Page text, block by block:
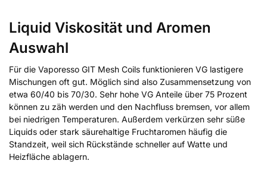
Liquid Viskosität und Aromen
Auswahl
Für die Vaporesso GIT Mesh Coils funktionieren VG lastigere
Mischungen oft gut. Möglich sind also Zusammensetzung von
etwa 60/40 bis 70/30. Sehr hohe VG Anteile über 75 Prozent
können zu zäh werden und den Nachfluss bremsen, vor allem
bei niedrigen Temperaturen. Außerdem verkürzen sehr süße
Liquids oder stark säurehaltige Fruchtaromen häufig die
Standzeit, weil sich Rückstände schneller auf Watte und
Heizfläche ablagern.